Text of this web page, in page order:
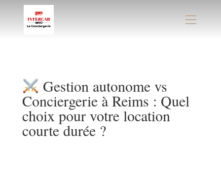
Gestion autonome vs
Conciergerie à Reims : Quel
choix pour votre location
courte durée ?
Panneau de gestion des cookies